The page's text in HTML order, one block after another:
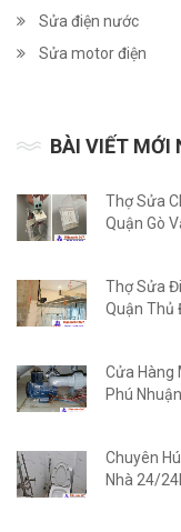
Sửa điện nước
Sửa motor điện
BÀI VIẾT MỚI
Thợ Sửa
Quận Gò
Thợ Sửa
Quận Thủ
Cửa Hàng
Phú
Chuyên
Nhà 24/